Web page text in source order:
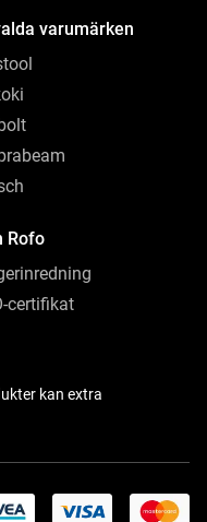
varumärken
Rofo
certifikat
kan extra